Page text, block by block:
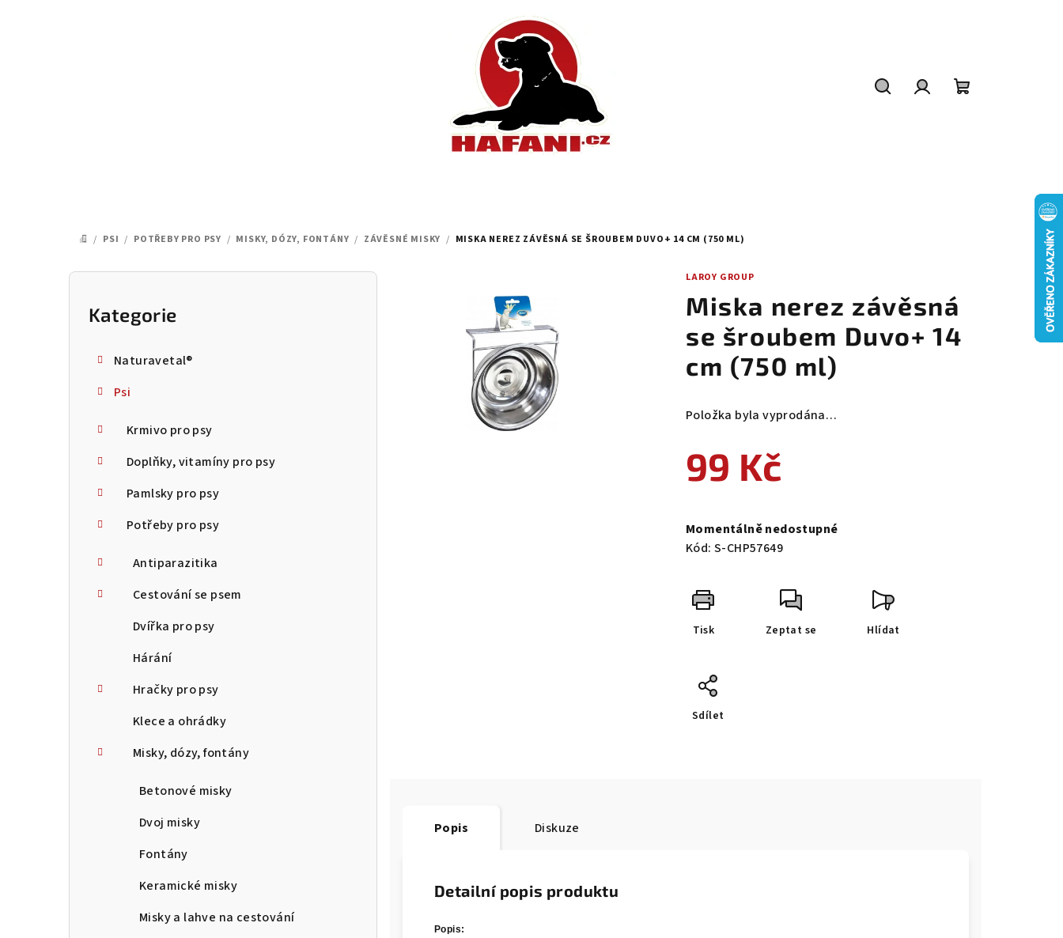
DOMŮ
/ PSI / POTŘEBY PRO PSY / MISKY, DÓZY, FONTÁNY / ZÁVĚSNÉ MISKY / MISKA NEREZ ZÁVĚSNÁ SE ŠROUBEM DUVO+ 14 CM (750 ML)
P
Přeskočit
kategorie
Kategorie
Naturavetal®
Psi
Krmivo pro psy
Doplňky, vitamíny pro psy
Pamlsky pro psy
Potřeby pro psy
Antiparazitika
Cestování se psem
Dvířka pro psy
Hárání
Hračky pro psy
Klece a ohrádky
Misky, dózy, fontány
Betonové misky
Dvoj misky
Fontány
Keramické misky
Misky a lahve na cestování
LAROY GROUP
Miska nerez závěsná
se šroubem Duvo+ 14
cm (750 ml)
Položka byla vyprodána…
99 Kč
cena:
Momentálně nedostupné
Kód: S-CHP57649
Tisk Zeptat se Hlídat
Sdílet
Popis Diskuze
Detailní popis produktu
Popis: